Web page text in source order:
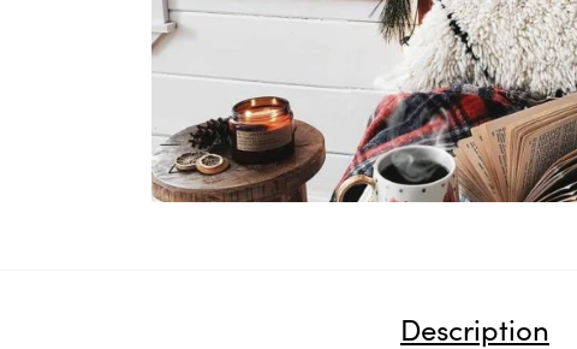
Description